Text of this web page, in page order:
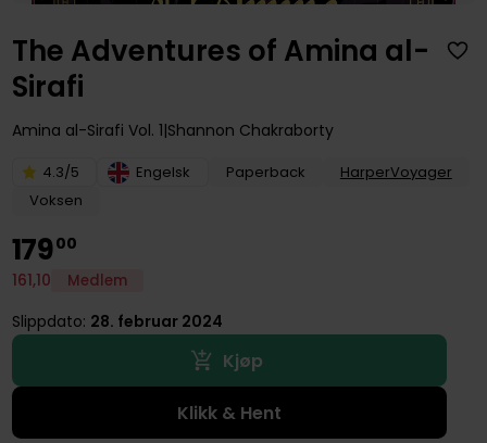
The Adventures of Amina al-
Sirafi
Amina al-Sirafi Vol. 1 Shannon Chakraborty
4.3/5 Engelsk Paperback
HarperVoyager
Voksen
17900
161,10 Medlem
Slippdato: 28. februar 2024
Kjøp
Klikk & Hent